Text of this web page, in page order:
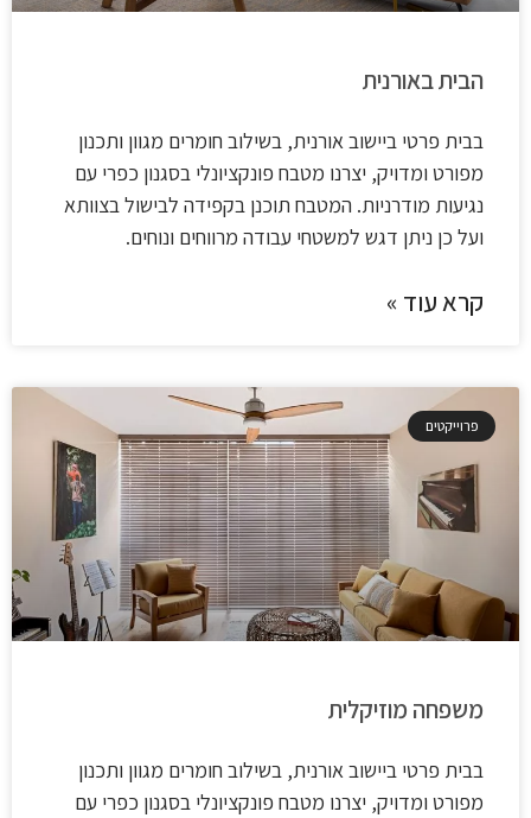
הבית באורנית
בבית פרטי ביישוב אורנית, בשילוב חומרים מגוון ותכנון
מפורט ומדויק, יצרנו מטבח פונקציונלי בסגנון כפרי עם
נגיעות מודרניות. המטבח תוכנן בקפידה לבישול בצוותא
ועל כן ניתן דגש למשטחי עבודה מרווחים ונוחים.
קרא עוד »
פרוייקטים
משפחה מוזיקלית
בבית פרטי ביישוב אורנית, בשילוב חומרים מגוון ותכנון
מפורט ומדויק, יצרנו מטבח פונקציונלי בסגנון כפרי עם